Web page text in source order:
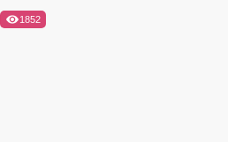
1852